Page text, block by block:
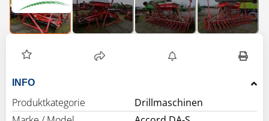
INFO
Produktkategorie
Drillmaschinen